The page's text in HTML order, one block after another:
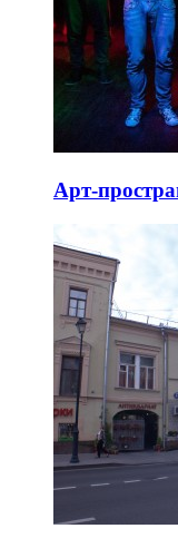
Арт-